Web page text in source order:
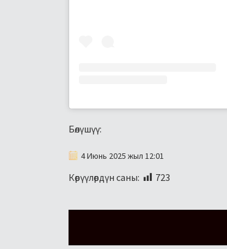
Бөлүшүү:
4 Июнь 2025 жыл 12:01
Көрүүлөрдүн саны: 723